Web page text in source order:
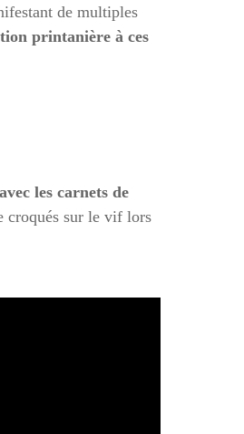
de multiples
printanière à ces
les carnets de
croqués sur le vif lors